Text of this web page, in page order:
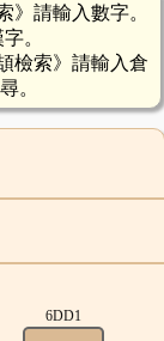
》請輸入數字。
。
檢索》請輸入倉
。
6DD1